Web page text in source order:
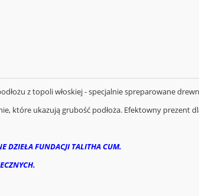
z topoli włoskiej - specjalnie spreparowane
które ukazują grubość podłoża. Efektowny prezent
DZIEŁA FUNDACJI TALITHA CUM.